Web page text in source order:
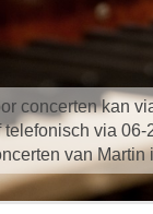
concerten kan
telefonisch via
van Martin